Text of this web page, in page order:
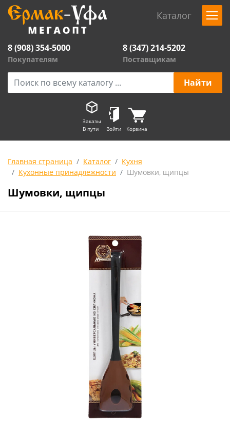
Каталог
8 (908) 354-5000
Покупателям
8 (347) 214-5202
Поставщикам
Заказы
В пути
Войти Корзина
Главная страница Каталог
Кухня
Кухонные принадлежности
Шумовки, щипцы
Шумовки, щипцы